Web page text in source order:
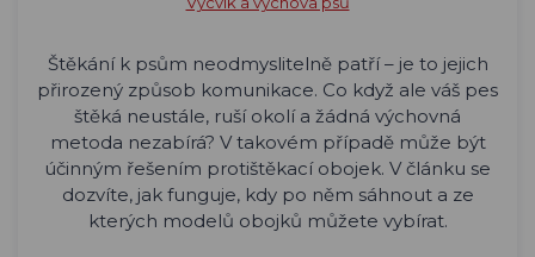
Štěkání k psům neodmyslitelně patří – je to jejich
přirozený způsob komunikace. Co když ale váš pes
štěká neustále, ruší okolí a žádná výchovná
metoda nezabírá? V takovém případě může být
účinným řešením protištěkací obojek. V článku se
dozvíte, jak funguje, kdy po něm sáhnout a ze
kterých modelů obojků můžete vybírat.